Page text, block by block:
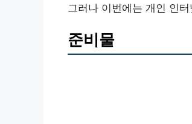
그러나 이번에는 개인 인
준비물